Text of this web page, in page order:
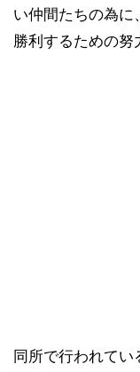
い仲間たちの為に
勝利するための努
同所で行われて